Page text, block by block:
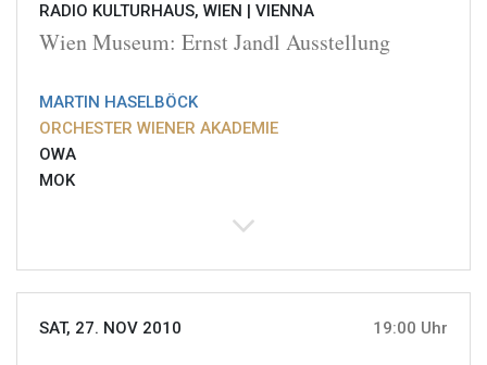
RADIO KULTURHAUS, WIEN | VIENNA
Wien Museum: Ernst Jandl Ausstellung
MARTIN HASELBÖCK
ORCHESTER WIENER AKADEMIE
OWA
MOK
SAT, 27. NOV 2010 19:00 Uhr